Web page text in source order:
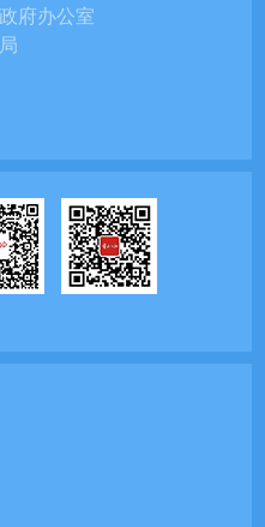
府办公室